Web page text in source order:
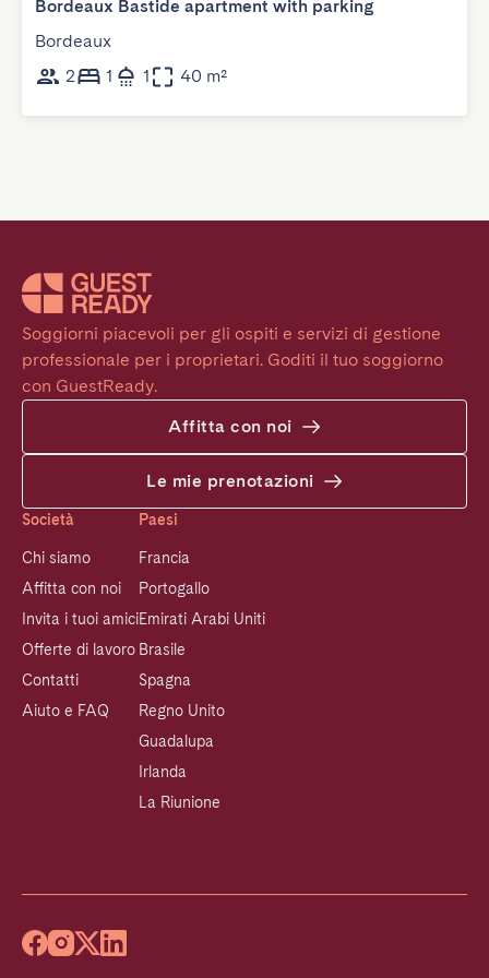
Bordeaux Bastide apartment with parking
Bordeaux
2
1 1 40 m²
Soggiorni piacevoli per gli ospiti e servizi di gestione
professionale per i proprietari. Goditi il tuo soggiorno
con GuestReady.
Affitta con noi
Le mie prenotazioni
Società
Chi siamo
Affitta con noi
Invita i tuoi amici
Offerte di lavoro
Contatti
Aiuto e FAQ
Paesi
Francia
Portogallo
Emirati Arabi Uniti
Brasile
Spagna
Regno Unito
Guadalupa
Irlanda
La Riunione